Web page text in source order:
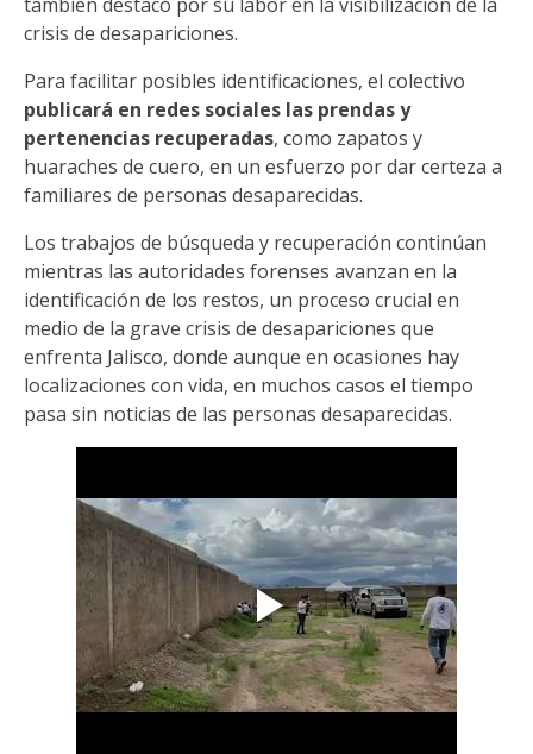
crisis de desapariciones.
Para facilitar posibles identificaciones, el colectivo
publicará en redes sociales las prendas y
pertenencias recuperadas, como zapatos y
huaraches de cuero, en un esfuerzo por dar certeza a
familiares de personas desaparecidas.
Los trabajos de búsqueda y recuperación continúan
mientras las autoridades forenses avanzan en la
identificación de los restos, un proceso crucial en
medio de la grave crisis de desapariciones que
enfrenta Jalisco, donde aunque en ocasiones hay
localizaciones con vida, en muchos casos el tiempo
pasa sin noticias de las personas desaparecidas.